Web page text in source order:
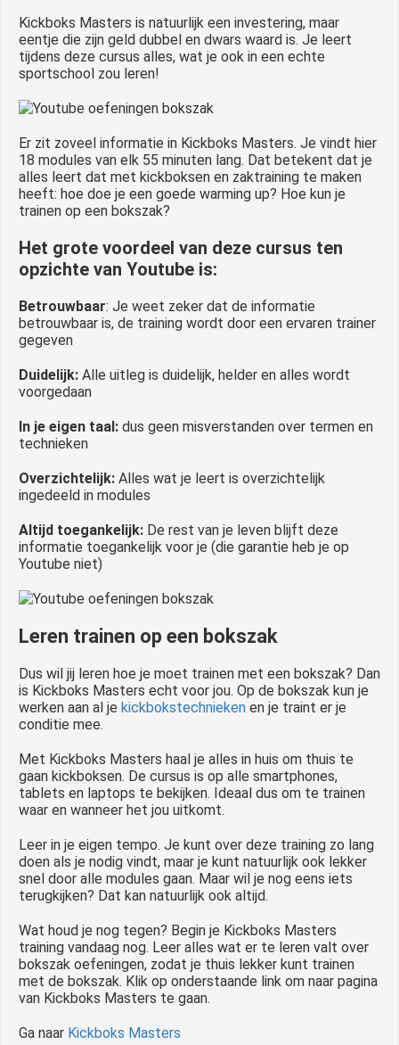
Kickboks Masters is natuurlijk een investering, maar
eentje die zijn geld dubbel en dwars waard is. Je leert
tijdens deze cursus alles, wat je ook in een echte
sportschool zou leren!
Er zit zoveel informatie in Kickboks Masters. Je vindt hier
18 modules van elk 55 minuten lang. Dat betekent dat je
alles leert dat met kickboksen en zaktraining te maken
heeft: hoe doe je een goede warming up? Hoe kun je
trainen op een bokszak?
Het grote voordeel van deze cursus ten
opzichte van Youtube is:
Betrouwbaar: Je weet zeker dat de informatie
betrouwbaar is, de training wordt door een ervaren trainer
gegeven
Duidelijk: Alle uitleg is duidelijk, helder en alles wordt
voorgedaan
In je eigen taal: dus geen misverstanden over termen en
technieken
Overzichtelijk: Alles wat je leert is overzichtelijk
ingedeeld in modules
Altijd toegankelijk: De rest van je leven blijft deze
informatie toegankelijk voor je (die garantie heb je op
Youtube niet)
Leren trainen op een bokszak
Dus wil jij leren hoe je moet trainen met een bokszak? Dan
is Kickboks Masters echt voor jou. Op de bokszak kun je
werken aan al je kickbokstechnieken en je traint er je
conditie mee.
Met Kickboks Masters haal je alles in huis om thuis te
gaan kickboksen. De cursus is op alle smartphones,
tablets en laptops te bekijken. Ideaal dus om te trainen
waar en wanneer het jou uitkomt.
Leer in je eigen tempo. Je kunt over deze training zo lang
doen als je nodig vindt, maar je kunt natuurlijk ook lekker
snel door alle modules gaan. Maar wil je nog eens iets
terugkijken? Dat kan natuurlijk ook altijd.
Wat houd je nog tegen? Begin je Kickboks Masters
training vandaag nog. Leer alles wat er te leren valt over
bokszak oefeningen, zodat je thuis lekker kunt trainen
met de bokszak. Klik op onderstaande link om naar pagina
van Kickboks Masters te gaan.
Ga naar Kickboks Masters